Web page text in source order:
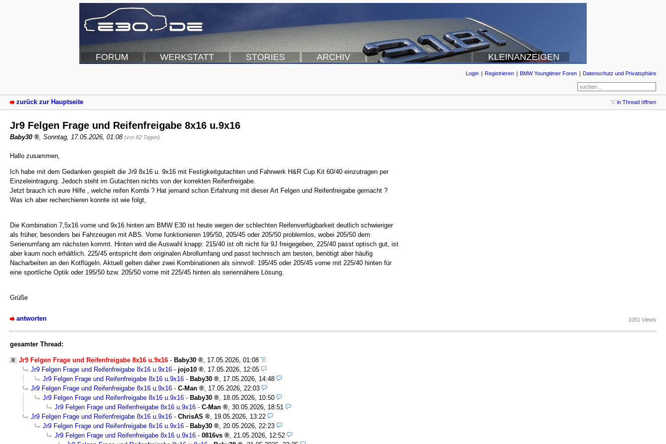
FORUM WERKSTATT STORIES ARCHIV KLEINANZEIGEN
Login Registrieren BMW Youngtimer Foren Datenschutz und Privatsphäre
zurück zur Hauptseite in Thread öffnen
Jr9 Felgen Frage und Reifenfreigabe 8x16 u.9x16
Baby30 Sonntag, 17.05.2026, 01:08 (vor 82 Tagen)
Hallo zusammen,
Ich habe mit dem Gedanken gespielt die Jr9 8x16 u. 9x16 mit Festigkeitgutachten und Fahrwerk H&R Cup Kit 60/40 einzutragen per
Einzeleintragung. Jedoch steht im Gutachten nichts von der korrekten Reifenfreigabe.
Jetzt brauch ich eure Hilfe , welche reifen Kombi ? Hat jemand schon Erfahrung mit dieser Art Felgen und Reifenfreigabe gemacht ?
Was ich aber recherchieren konnte ist wie folgt,
Die Kombination 7,5x16 vorne und 9x16 hinten am BMW E30 ist heute wegen der schlechten Reifenverfügbarkeit deutlich schwieriger
als früher, besonders bei Fahrzeugen mit ABS. Vorne funktionieren 195/50, 205/45 oder 205/50 problemlos, wobei 205/50 dem
Serienumfang am nächsten kommt. Hinten wird die Auswahl knapp: 215/40 ist oft nicht für 9J freigegeben, 225/40 passt optisch gut, ist
aber kaum noch erhältlich. 225/45 entspricht dem originalen Abrollumfang und passt technisch am besten, benötigt aber häufig
Nacharbeiten an den Kotflügeln. Aktuell gelten daher zwei Kombinationen als sinnvoll: 195/45 oder 205/45 vorne mit 225/40 hinten für
eine sportliche Optik oder 195/50 bzw. 205/50 vorne mit 225/45 hinten als seriennähere Lösung.
Grüße
antworten 1051 Views
gesamter Thread:
Jr9 Felgen Frage und Reifenfreigabe 8x16 u.9x16 - Baby30 , 17.05.2026, 01:08
Jr9 Felgen Frage und Reifenfreigabe 8x16 u.9x16 - jojo10 , 17.05.2026, 12:05
Jr9 Felgen Frage und Reifenfreigabe 8x16 u.9x16 - Baby30 , 17.05.2026, 14:48
Jr9 Felgen Frage und Reifenfreigabe 8x16 u.9x16 - C-Man , 17.05.2026, 22:03
Jr9 Felgen Frage und Reifenfreigabe 8x16 u.9x16 - Baby30 , 18.05.2026, 10:50
Jr9 Felgen Frage und Reifenfreigabe 8x16 u.9x16 - C-Man , 30.05.2026, 18:51
Jr9 Felgen Frage und Reifenfreigabe 8x16 u.9x16 - ChrisAS , 19.05.2026, 13:22
Jr9 Felgen Frage und Reifenfreigabe 8x16 u.9x16 - Baby30 , 20.05.2026, 22:23
Jr9 Felgen Frage und Reifenfreigabe 8x16 u.9x16 - 0816vs , 21.05.2026, 12:52